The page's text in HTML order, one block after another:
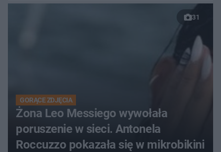
31
GORĄCE ZDJĘCIA
Żona Leo Messiego wywołała
poruszenie w sieci. Antonela
Roccuzzo pokazała się w mikrobikini